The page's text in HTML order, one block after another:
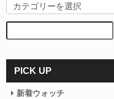
PICK UP
新着ウォッチ